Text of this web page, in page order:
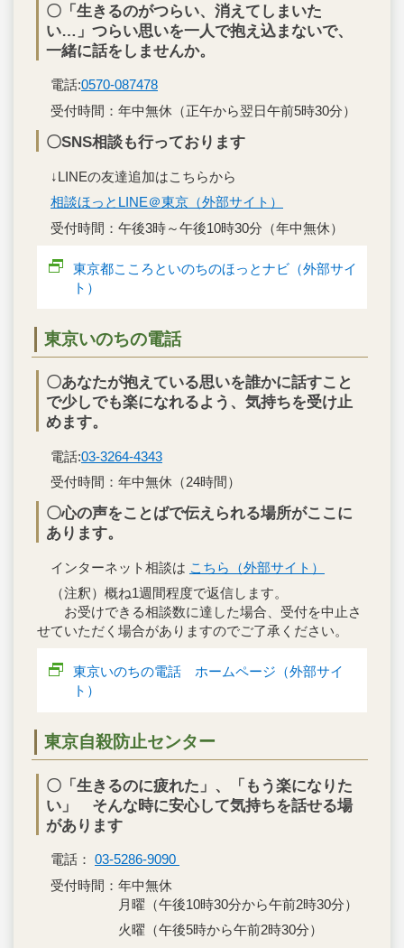
〇「生きるのがつらい、消えてしまいた
い…」つらい思いを一人で抱え込まないで、
一緒に話をしませんか。
電話:0570-087478
受付時間：年中無休（正午から翌日午前5時30分）
〇SNS相談も行っております
↓LINEの友達追加はこちらから
相談ほっとLINE＠東京（外部サイト）
受付時間：午後3時～午後10時30分（年中無休）
東京都こころといのちのほっとナビ（外部サイ
ト）
東京いのちの電話
〇あなたが抱えている思いを誰かに話すこと
で少しでも楽になれるよう、気持ちを受け止
めます。
電話:03-3264-4343
受付時間：年中無休（24時間）
〇心の声をことばで伝えられる場所がここに
あります。
インターネット相談は こちら（外部サイト）
（注釈）概ね1週間程度で返信します。
お受けできる相談数に達した場合、受付を中止さ
せていただく場合がありますのでご了承ください。
東京いのちの電話 ホームページ（外部サイ
ト）
東京自殺防止センター
〇「生きるのに疲れた」、「もう楽になりた
い」 そんな時に安心して気持ちを話せる場
があります
電話： 03-5286-9090
受付時間：年中無休
月曜（午後10時30分から午前2時30分）
火曜（午後5時から午前2時30分）